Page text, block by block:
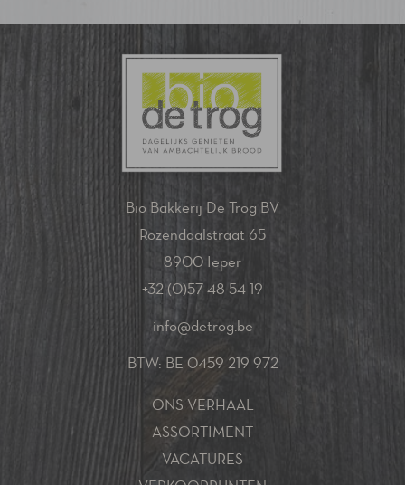
Bio Bakkerij De Trog BV
Rozendaalstraat 65
8900 Ieper
+32 (0)57 48 54 19
info@detrog.be
BTW: BE 0459 219 972
ONS VERHAAL
ASSORTIMENT
VACATURES